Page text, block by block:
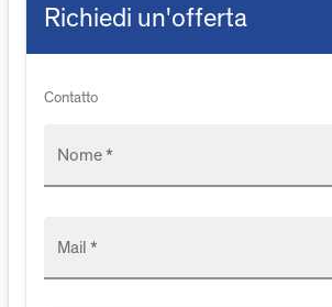
Richiedi un'offerta
Contatto
Nome *
Mail *